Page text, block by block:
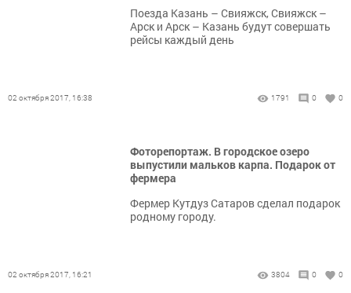
Поезда Казань – Свияжск, Свияжск –
Арск и Арск – Казань будут совершать
рейсы каждый день
02 октября 2017, 16:38 1791 0 0
Фоторепортаж. В городское озеро
выпустили мальков карпа. Подарок от
фермера
Фермер Кутдуз Сатаров сделал подарок
родному городу.
02 октября 2017, 16:21 3804 0 0